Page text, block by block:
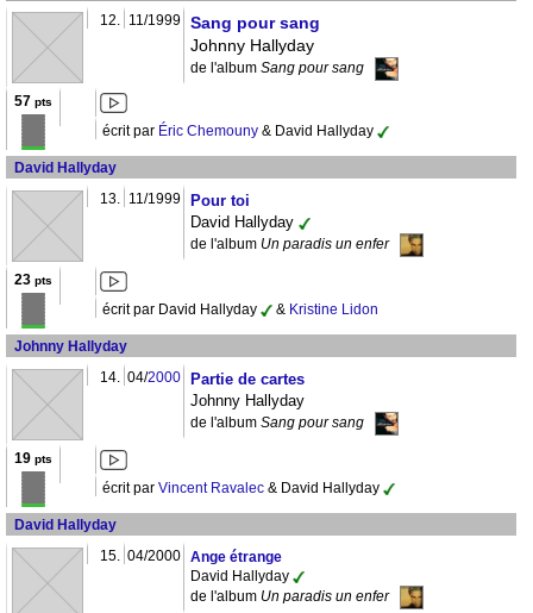
12. 11/1999
Sang pour sang
Johnny Hallyday
de l'album Sang pour sang
57 pts
écrit par Éric Chemouny & David Hallyday
David Hallyday
13. 11/1999
Pour toi
David Hallyday
de l'album Un paradis un enfer
23 pts
écrit par David Hallyday & Kristine Lidon
Johnny Hallyday
14. 04/2000
Partie de cartes
Johnny Hallyday
de l'album Sang pour sang
19 pts
écrit par Vincent Ravalec & David Hallyday
David Hallyday
15. 04/2000 Ange étrange
David Hallyday
de l'album Un paradis un enfer